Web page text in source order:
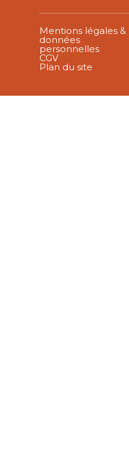
Mentions légales &
données
personnelles
CGV
Plan du site